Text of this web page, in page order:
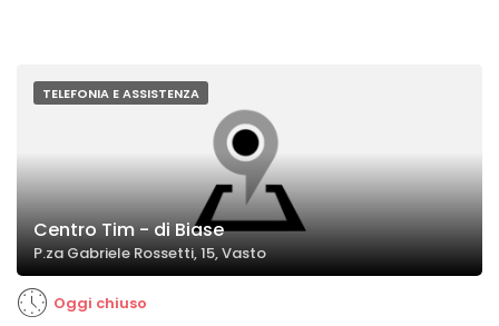
TELEFONIA E ASSISTENZA
Centro Tim - di Biase
P.za Gabriele Rossetti, 15, Vasto
Oggi chiuso